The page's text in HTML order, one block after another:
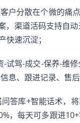
户分散在个微的痛
，渠道活码支持自
快速沉淀；
试驾-成交-保养-维
息、跟进记录、售
答库+智能话术，
，每天可多跟进